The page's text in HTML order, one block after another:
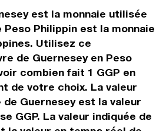
est la monnaie utilisée
Peso Philippin est la monnaie
Utilisez ce
de Guernesey en Peso
combien fait 1 GGP en
de votre choix. La valeur
Guernesey est la valeur
GGP. La valeur indiquée de